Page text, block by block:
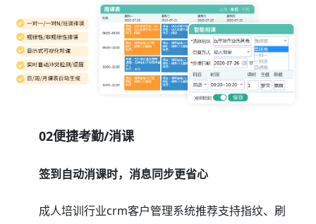
02便捷考勤/消课
签到自动消课时，消息同步更省心
成人培训行业crm客户管理系统推荐支持指纹、刷